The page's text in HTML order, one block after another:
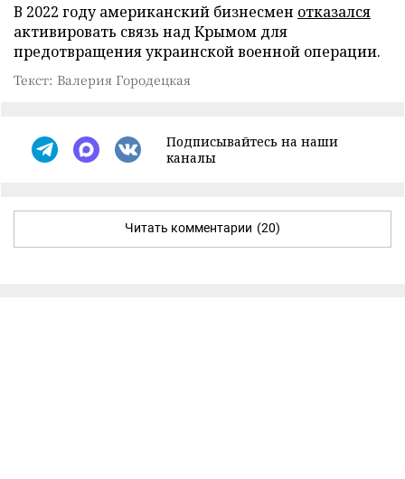
В 2022 году американский бизнесмен отказался
активировать связь над Крымом для
предотвращения украинской военной операции.
Текст: Валерия Городецкая
Подписывайтесь на наши
каналы
Читать комментарии (20)